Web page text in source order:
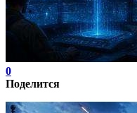
0
Поделится